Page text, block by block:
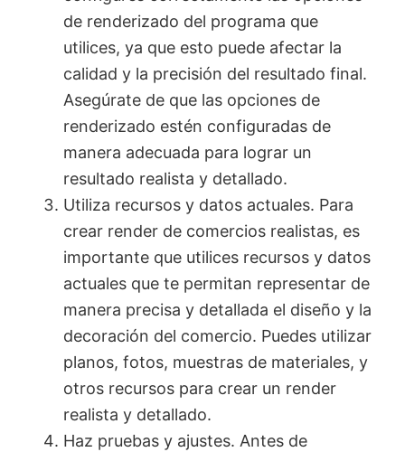
de renderizado del programa que
utilices, ya que esto puede afectar la
calidad y la precisión del resultado final.
Asegúrate de que las opciones de
renderizado estén configuradas de
manera adecuada para lograr un
resultado realista y detallado.
Utiliza recursos y datos actuales. Para
crear render de comercios realistas, es
importante que utilices recursos y datos
actuales que te permitan representar de
manera precisa y detallada el diseño y la
decoración del comercio. Puedes utilizar
planos, fotos, muestras de materiales, y
otros recursos para crear un render
realista y detallado.
Haz pruebas y ajustes. Antes de